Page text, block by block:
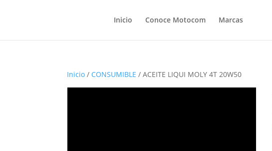
Inicio Conoce Motocom Marcas
Inicio / CONSUMIBLE / ACEITE LIQUI MOLY 4T 20W50